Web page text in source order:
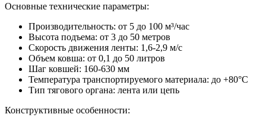
Основные технические параметры:
Производительность: от 5 до 100 м³/час
Высота подъема: от 3 до 50 метров
Скорость движения ленты: 1,6-2,9 м/с
Объем ковша: от 0,1 до 50 литров
Шаг ковшей: 160-630 мм
Температура транспортируемого материала: до +80°С
Тип тягового органа: лента или цепь
Конструктивные особенности: